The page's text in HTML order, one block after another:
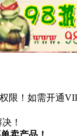
！如需开通
！